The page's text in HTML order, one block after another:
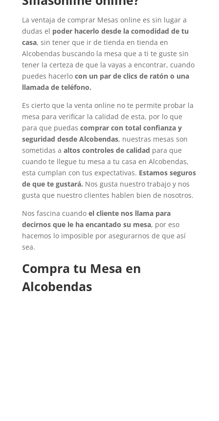
La ventaja de comprar Mesas online es sin lugar a
dudas el poder hacerlo desde la comodidad de tu
casa, sin tener que ir de tienda en tienda en
Alcobendas buscando la mesa que a ti te guste sin
tener la certeza de que la vayas a encontrar, cuando
puedes hacerlo con un par de clics de ratón o una
llamada de teléfono.
Es cierto que la venta online no te permite probar la
mesa para verificar la calidad de esta, por lo que
para que puedas comprar con total confianza y
seguridad desde Alcobendas, nuestras mesas son
sometidas a altos controles de calidad para que
cuando te llegue tu mesa a tu casa en Alcobendas,
esta cumplan con tus expectativas. Estamos seguros
de que te gustará. Nos gusta nuestro trabajo y nos
gusta que nuestro clientes hablen bien de nosotros.
Nos fascina cuando el cliente nos llama para
decirnos que le ha encantado su mesa, por eso
hacemos lo imposible por asegurarnos de que así
sea.
Compra tu Mesa en
Alcobendas